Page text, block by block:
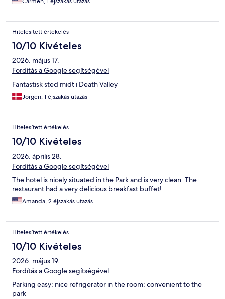
Hitelesített értékelés
10/10 Kivételes
2026. május 17.
Fordítás a Google segítségével
Fantastisk sted midt i Death Valley
Jorgen, 1 éjszakás utazás
Hitelesített értékelés
10/10 Kivételes
2026. április 28.
Fordítás a Google segítségével
The hotel is nicely situated in the Park and is very clean. The
restaurant had a very delicious breakfast buffet!
Amanda, 2 éjszakás utazás
Hitelesített értékelés
10/10 Kivételes
2026. május 19.
Fordítás a Google segítségével
Parking easy; nice refrigerator in the room; convenient to the
park